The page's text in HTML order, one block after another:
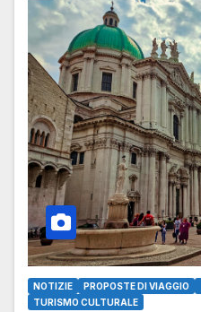
NOTIZIE PROPOSTE DI VIAGGIO
TURISMO CULTURALE